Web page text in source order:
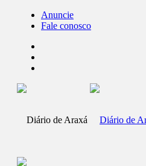
Anuncie
Fale conosco